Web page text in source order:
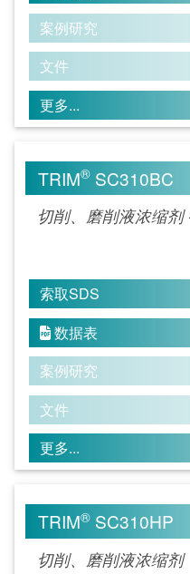
案例研究
文件
更多...
TRIM® SC310BC
切削、磨削液浓缩
索取SDS
 数据表
案例研究
文件
更多...
TRIM® SC310HP
切削、磨削液浓缩剂